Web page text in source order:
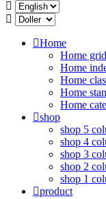
Home
Home grid
Home
Home
Home
Home
shop
shop 5
shop 4
shop 3
shop 2
shop 1
product